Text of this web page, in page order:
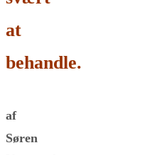
at
behandle.
af
Søren